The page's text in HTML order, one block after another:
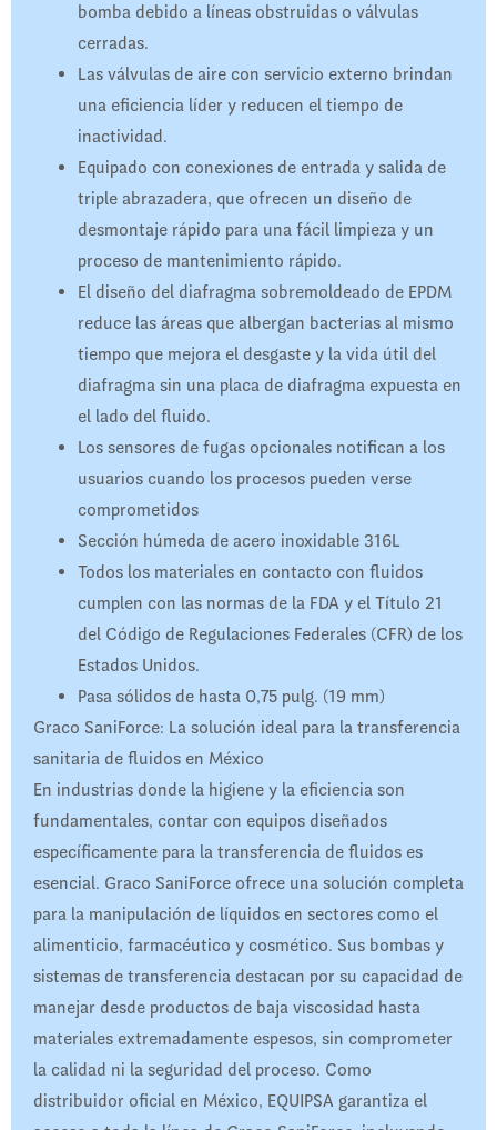
bomba debido a líneas obstruidas o válvulas
cerradas.
Las válvulas de aire con servicio externo brindan
una eficiencia líder y reducen el tiempo de
inactividad.
Equipado con conexiones de entrada y salida de
triple abrazadera, que ofrecen un diseño de
desmontaje rápido para una fácil limpieza y un
proceso de mantenimiento rápido.
El diseño del diafragma sobremoldeado de EPDM
reduce las áreas que albergan bacterias al mismo
tiempo que mejora el desgaste y la vida útil del
diafragma sin una placa de diafragma expuesta en
el lado del fluido.
Los sensores de fugas opcionales notifican a los
usuarios cuando los procesos pueden verse
comprometidos
Sección húmeda de acero inoxidable 316L
Todos los materiales en contacto con fluidos
cumplen con las normas de la FDA y el Título 21
del Código de Regulaciones Federales (CFR) de los
Estados Unidos.
Pasa sólidos de hasta 0,75 pulg. (19 mm)
Graco SaniForce: La solución ideal para la transferencia
sanitaria de fluidos en México
En industrias donde la higiene y la eficiencia son
fundamentales, contar con equipos diseñados
específicamente para la transferencia de fluidos es
esencial. Graco SaniForce ofrece una solución completa
para la manipulación de líquidos en sectores como el
alimenticio, farmacéutico y cosmético. Sus bombas y
sistemas de transferencia destacan por su capacidad de
manejar desde productos de baja viscosidad hasta
materiales extremadamente espesos, sin comprometer
la calidad ni la seguridad del proceso. Como
distribuidor oficial en México, EQUIPSA garantiza el